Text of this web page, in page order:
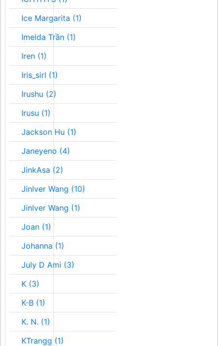
Ice Margarita (1)
Imelda Trần (1)
Iren (1)
Iris_sirI (1)
Irushu (2)
Irusu (1)
Jackson Hu (1)
Janeyeno (4)
JinkAsa (2)
Jinlver Wang (10)
Jinlver Wang (1)
Joan (1)
Johanna (1)
July D Ami (3)
K (3)
K-B (1)
K. N. (1)
KTrangg (1)